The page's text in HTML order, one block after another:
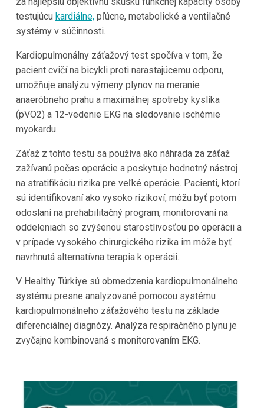
testujúcu kardiálne,pľúcne, metabolické a ventilačné
systémy v súčinnosti.
Kardiopulmonálny záťažový test spočíva v tom, že
pacient cvičí na bicykli proti narastajúcemu odporu,
umožňuje analýzu výmeny plynov na meranie
anaeróbneho prahu a maximálnej spotreby kyslíka
(pVO2) a 12-vedenie EKG na sledovanie ischémie
myokardu.
Záťaž z tohto testu sa používa ako náhrada za záťaž
zažívanú počas operácie a poskytuje hodnotný nástroj
na stratifikáciu rizika pre veľké operácie. Pacienti, ktorí
sú identifikovaní ako vysoko rizikoví, môžu byť potom
odoslaní na prehabilitačný program, monitorovaní na
oddeleniach so zvýšenou starostlivosťou po operácii a
v prípade vysokého chirurgického rizika im môže byť
navrhnutá alternatívna terapia k operácii.
V Healthy Türkiye sú obmedzenia kardiopulmonálneho
systému presne analyzované pomocou systému
kardiopulmonálneho záťažového testu na základe
diferenciálnej diagnózy. Analýza respiračného plynu je
zvyčajne kombinovaná s monitorovaním EKG.